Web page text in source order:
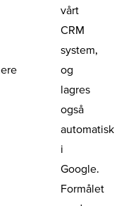
vårt
CRM
system,
og
lagres
også
automatisk
i
Google.
Formålet